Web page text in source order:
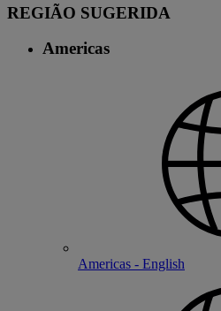
REGIÃO SUGERIDA
Americas
Americas - English